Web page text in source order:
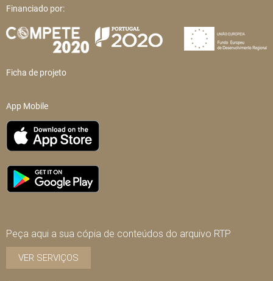
Financiado por:
Ficha de projeto
App Mobile
Peça aqui a sua cópia de conteúdos do arquivo RTP
VER SERVIÇOS